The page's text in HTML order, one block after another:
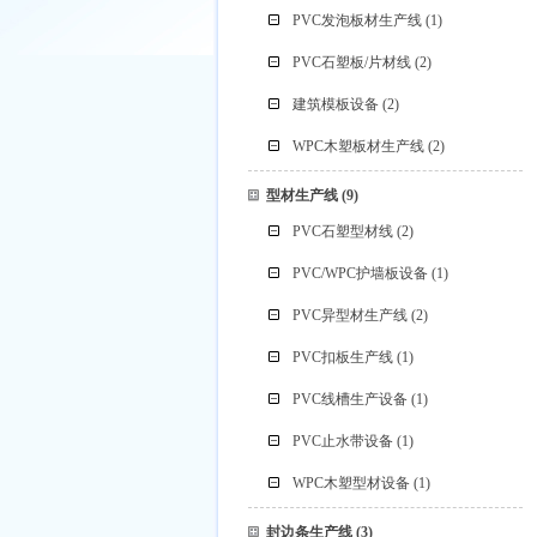
PVC发泡板材生产线 (1)
PVC石塑板/片材线 (2)
建筑模板设备 (2)
WPC木塑板材生产线 (2)
型材生产线(9)
PVC石塑型材线 (2)
PVC/WPC护墙板设备 (1)
PVC异型材生产线 (2)
PVC扣板生产线 (1)
PVC线槽生产设备 (1)
PVC止水带设备 (1)
WPC木塑型材设备 (1)
封边条生产线(3)